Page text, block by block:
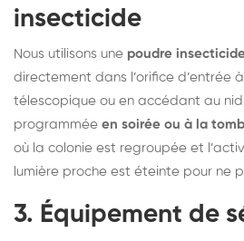
insecticide
Nous utilisons une poudre
directement dans l’orifice d’entrée
télescopique ou en accédant au
programmée en soirée ou à la
où la colonie est regroupée et
lumière proche est éteinte pour ne
3. Équipement de